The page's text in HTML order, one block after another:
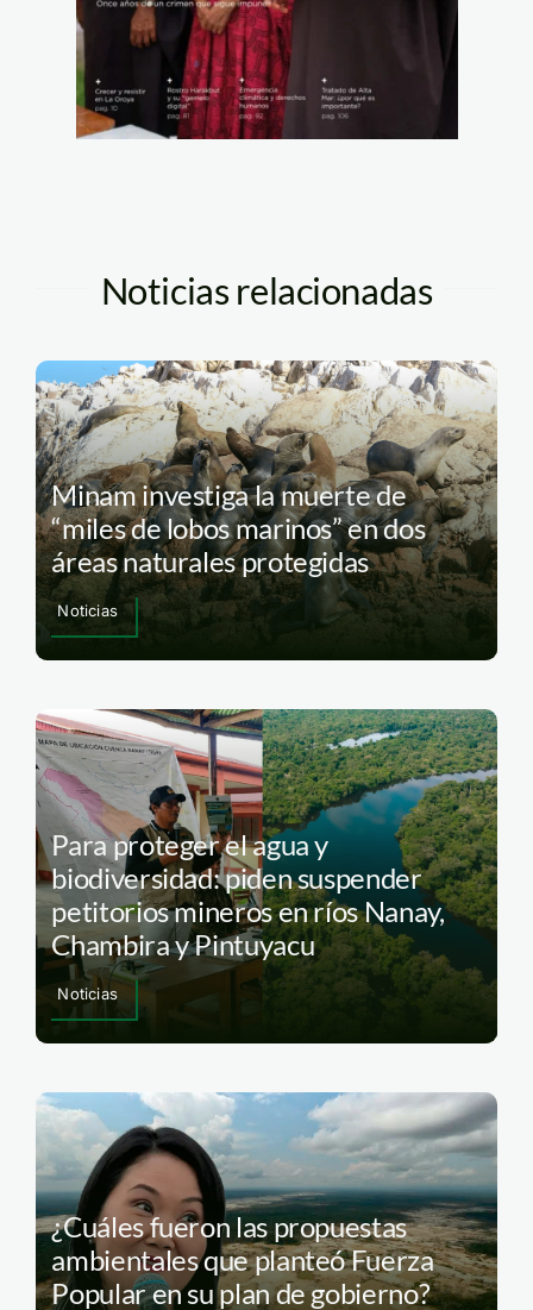
Noticias relacionadas
Minam investiga la muerte de
“miles de lobos marinos” en dos
áreas naturales protegidas
Noticias
Para proteger el agua y
biodiversidad: piden suspender
petitorios mineros en ríos Nanay,
Chambira y Pintuyacu
Noticias
¿Cuáles fueron las propuestas
ambientales que planteó Fuerza
Popular en su plan de gobierno?